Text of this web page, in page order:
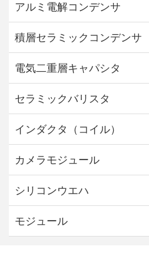
アルミ電解コンデンサ
積層セラミックコンデンサ
電気二重層キャパシタ
セラミックバリスタ
インダクタ（コイル）
カメラモジュール
シリコンウエハ
モジュール